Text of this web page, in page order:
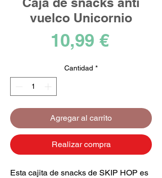
vuelco Unicornio
10,99 €Precio
Cantidad *
Agregar al carrito
Realizar compra
Esta cajita de snacks de SKIP HOP es